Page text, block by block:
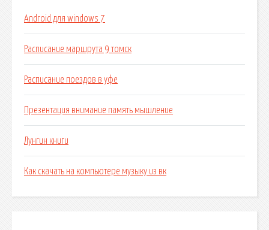
Android для windows 7
Расписание маршрута 9 томск
Расписание поездов в уфе
Презентация внимание память мышление
Лунгин книги
Как скачать на компьютере музыку из вк